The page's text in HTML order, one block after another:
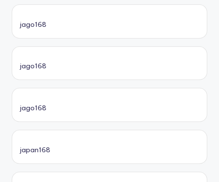
jago168
jago168
jago168
japan168